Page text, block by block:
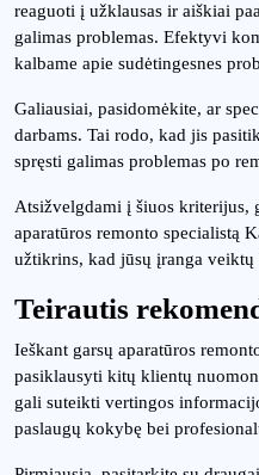
reaguoti į užklausas ir aiškiai
galimas problemas. Efektyvi
kalbame apie sudėtingesnes
Galiausiai, pasidomėkite, ar
darbams. Tai rodo, kad jis
spręsti galimas problemas po
Atsižvelgdami į šiuos kriterijus,
aparatūros remonto specialistą
užtikrins, kad jūsų įranga veiktų
Teirautis
Ieškant garsų aparatūros
pasiklausyti kitų klientų
gali suteikti vertingos
paslaugų kokybę bei